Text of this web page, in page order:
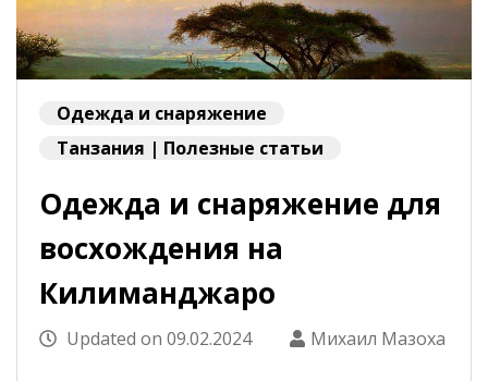
Одежда и снаряжение
Танзания | Полезные статьи
Одежда и снаряжение для
восхождения на
Килиманджаро
Updated on 09.02.2024 Михаил Мазоха